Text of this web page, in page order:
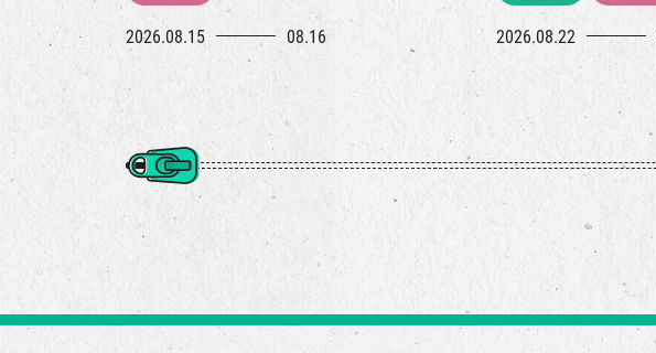
2026.08.15 08.16 2026.08.22